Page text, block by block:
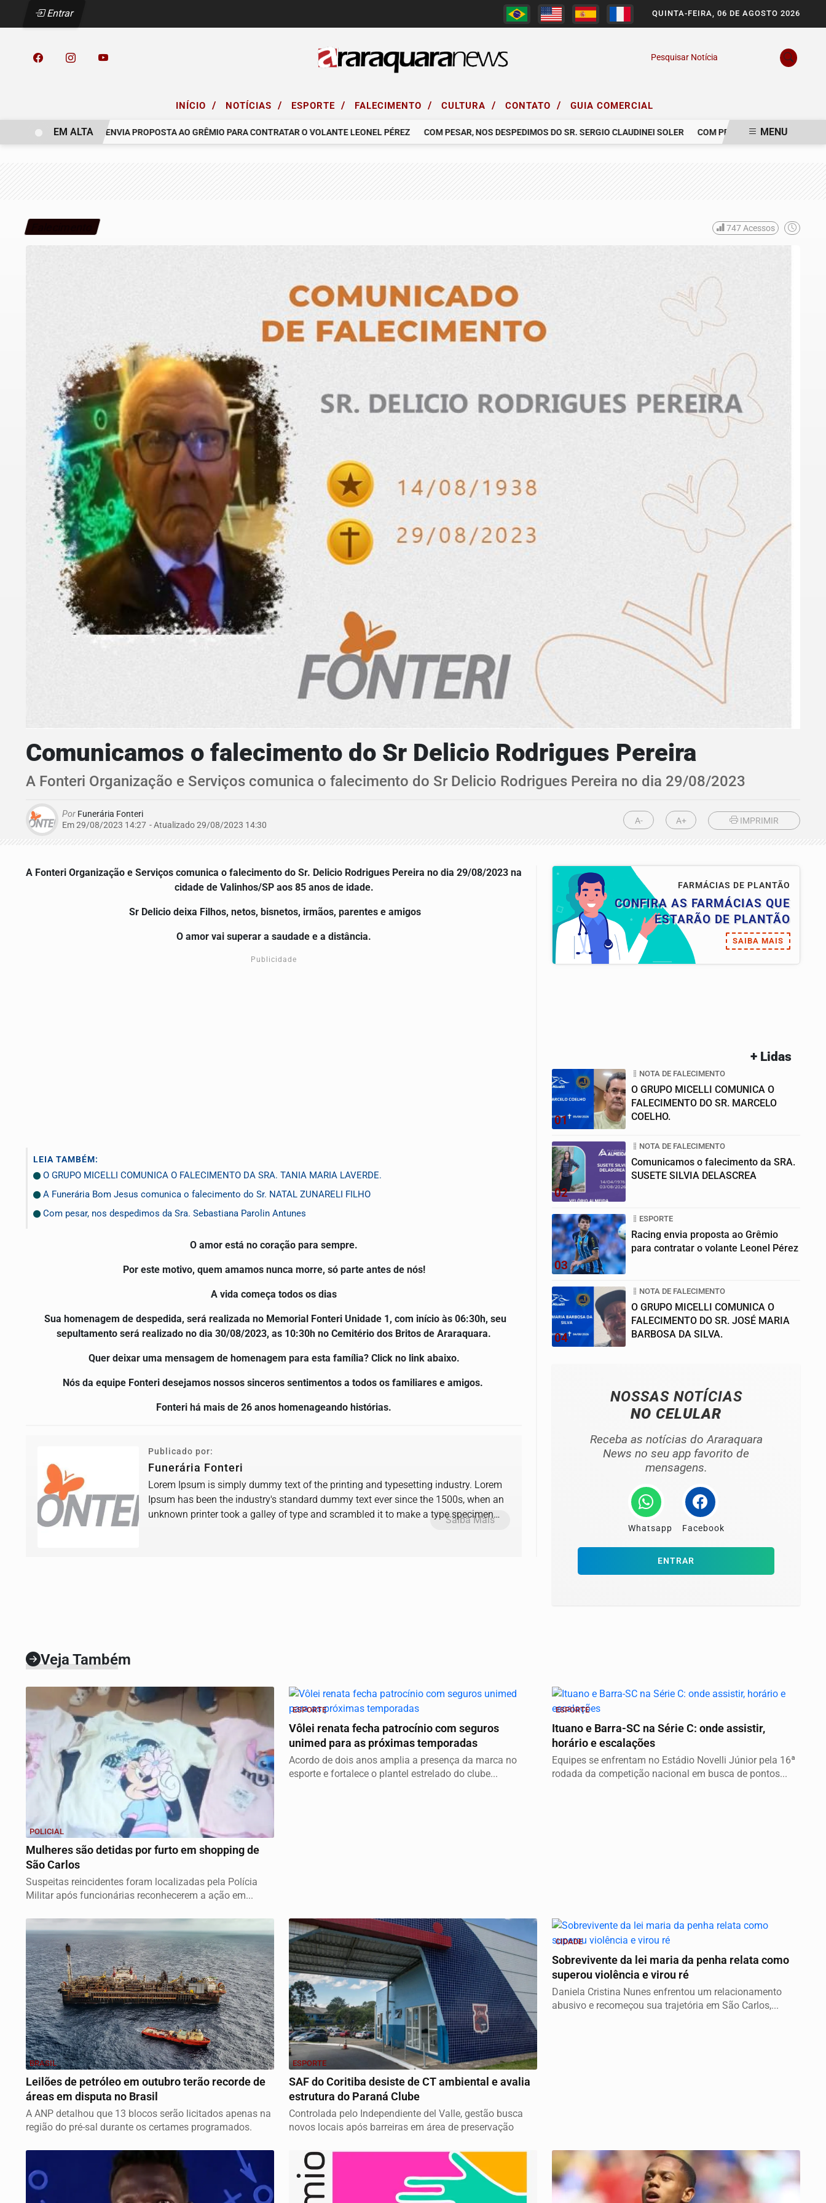
Entrar QUINTA-FEIRA, 06 DE AGOSTO 2026
Pesquisar Notícia
INÍCIO / NOTÍCIAS / ESPORTE / FALECIMENTO / CULTURA / CONTATO / GUIA COMERCIAL
COELHO. RACING ENVIA PROPOSTA AO GRÊMIO PARA CONTRATAR O VOLANTE LEONEL PÉREZ COM PESAR, NOS DESPEDIMOS DO SR. SERGIO CLAUDINEI SOLER COM PESAR, NOS DESPEDIMOS DE
EM ALTA MENU
747Acessos
Comunicamos o falecimento do Sr Delicio Rodrigues Pereira
A Fonteri Organização e Serviços comunica o falecimento do Sr Delicio Rodrigues Pereira no dia 29/08/2023
Por Funerária Fonteri
Em 29/08/2023 14:27 - Atualizado29/08/2023 14:30 A- A+ IMPRIMIR
A Fonteri Organização e Serviços comunica o falecimento do Sr. Delicio Rodrigues Pereira no dia 29/08/2023 na
cidade de Valinhos/SP aos 85 anos de idade.
Sr Delicio deixa Filhos, netos, bisnetos, irmãos, parentes e amigos
O amor vai superar a saudade e a distância.
Publicidade
LEIA TAMBÉM:
O GRUPO MICELLI COMUNICA O FALECIMENTO DA SRA. TANIA MARIA LAVERDE.
A Funerária Bom Jesus comunica o falecimento do Sr. NATAL ZUNARELI FILHO
Com pesar, nos despedimos da Sra. Sebastiana Parolin Antunes
O amor está no coração para sempre.
Por este motivo, quem amamos nunca morre, só parte antes de nós!
A vida começa todos os dias
Sua homenagem de despedida, será realizada no Memorial Fonteri Unidade 1, com início às 06:30h, seu
sepultamento será realizado no dia 30/08/2023, as 10:30h no Cemitério dos Britos de Araraquara.
Quer deixar uma mensagem de homenagem para esta família? Click no link abaixo.
Nós da equipe Fonteri desejamos nossos sinceros sentimentos a todos os familiares e amigos.
Fonteri há mais de 26 anos homenageando histórias.
Publicado por:
Funerária Fonteri
Lorem Ipsum is simply dummy text of the printing and typesetting industry. Lorem
Ipsum has been the industry's standard dummy text ever since the 1500s, when an
unknown printer took a galley of type and scrambled it to make a type specimen
Saiba Mais
FARMÁCIAS DE PLANTÃO
CONFIRA AS FARMÁCIAS QUE
ESTARÃO DE PLANTÃO
SAIBA MAIS
+ Lidas
01
NOTA DE FALECIMENTO
O GRUPO MICELLI COMUNICA O
FALECIMENTO DO SR. MARCELO
COELHO.
02
NOTA DE FALECIMENTO
Comunicamos o falecimento da SRA.
SUSETE SILVIA DELASCREA
03
ESPORTE
Racing envia proposta ao Grêmio
para contratar o volante Leonel Pérez
04
NOTA DE FALECIMENTO
O GRUPO MICELLI COMUNICA O
FALECIMENTO DO SR. JOSÉ MARIA
BARBOSA DA SILVA.
NOSSAS NOTÍCIAS
NO CELULAR
Receba as notícias do Araraquara
News no seu app favorito de
mensagens.
Whatsapp Facebook
ENTRAR
Veja Também
POLICIAL
Mulheres são detidas por furto em shopping de
São Carlos
Suspeitas reincidentes foram localizadas pela Polícia
Militar após funcionárias reconhecerem a ação em...
ESPORTE
Vôlei renata fecha patrocínio com seguros
unimed para as próximas temporadas
Acordo de dois anos amplia a presença da marca no
esporte e fortalece o plantel estrelado do clube...
ESPORTE
Ituano e Barra-SC na Série C: onde assistir,
horário e escalações
Equipes se enfrentam no Estádio Novelli Júnior pela 16ª
rodada da competição nacional em busca de pontos...
BRASIL
Leilões de petróleo em outubro terão recorde de
áreas em disputa no Brasil
A ANP detalhou que 13 blocos serão licitados apenas na
região do pré-sal durante os certames programados.
ESPORTE
SAF do Coritiba desiste de CT ambiental e avalia
estrutura do Paraná Clube
Controlada pelo Independiente del Valle, gestão busca
novos locais após barreiras em área de preservação
CIDADE
Sobrevivente da lei maria da penha relata como
superou violência e virou ré
Daniela Cristina Nunes enfrentou um relacionamento
abusivo e recomeçou sua trajetória em São Carlos,...